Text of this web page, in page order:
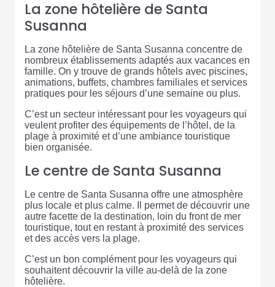
La zone hôtelière de Santa
Susanna
La zone hôtelière de Santa Susanna concentre de
nombreux établissements adaptés aux vacances en
famille. On y trouve de grands hôtels avec piscines,
animations, buffets, chambres familiales et services
pratiques pour les séjours d’une semaine ou plus.
C’est un secteur intéressant pour les voyageurs qui
veulent profiter des équipements de l’hôtel, de la
plage à proximité et d’une ambiance touristique
bien organisée.
Le centre de Santa Susanna
Le centre de Santa Susanna offre une atmosphère
plus locale et plus calme. Il permet de découvrir une
autre facette de la destination, loin du front de mer
touristique, tout en restant à proximité des services
et des accès vers la plage.
C’est un bon complément pour les voyageurs qui
souhaitent découvrir la ville au-delà de la zone
hôtelière.